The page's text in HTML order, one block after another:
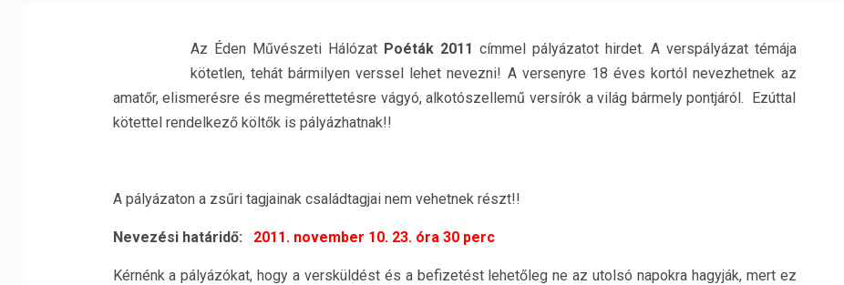
Az Éden Művészeti Hálózat Poéták 2011 címmel pályázatot hirdet. A verspályázat témája
kötetlen, tehát bármilyen verssel lehet nevezni! A versenyre 18 éves kortól nevezhetnek az
amatőr, elismerésre és megmérettetésre vágyó, alkotószellemű versírók a világ bármely pontjáról. Ezúttal
kötettel rendelkező költők is pályázhatnak!!
A pályázaton a zsűri tagjainak családtagjai nem vehetnek részt!!
Nevezési határidő: 2011. november 10. 23. óra 30 perc
Kérnénk a pályázókat, hogy a versküldést és a befizetést lehetőleg ne az utolsó napokra hagyják, mert ez